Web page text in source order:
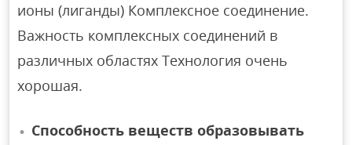
ионы (лиганды) Комплексное соединение.
Важность комплексных соединений в
различных областях Технология очень
хорошая.
Способность веществ образовывать